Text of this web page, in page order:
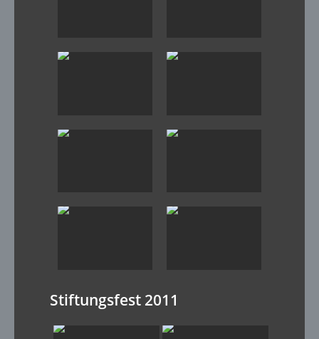
Stiftungsfest 2011